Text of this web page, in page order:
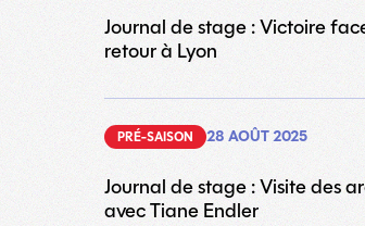
Journal de stage : Victoire
retour à Lyon
PRÉ-SAISON 28 AOÛT 2025
Journal de stage : Visite des
avec Tiane Endler